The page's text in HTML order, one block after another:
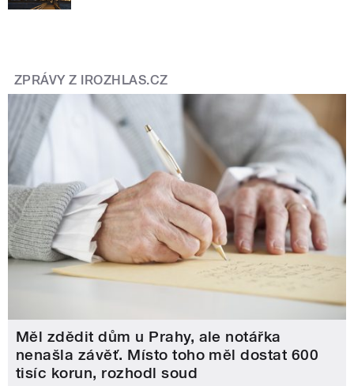
ZPRÁVY Z IROZHLAS.CZ
Měl zdědit dům u Prahy, ale notářka
nenašla závěť. Místo toho měl dostat 600
tisíc korun, rozhodl soud